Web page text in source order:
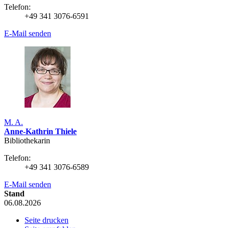
Telefon:
+49 341 3076-6591
E-Mail senden
M. A.
Anne-Kathrin Thiele
Bibliothekarin
Telefon:
+49 341 3076-6589
E-Mail senden
Stand
06.08.2026
Seite drucken